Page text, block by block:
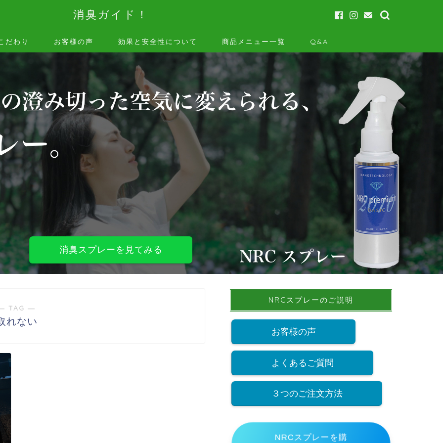
消臭ガイド！
だわり お客様の声 効果と安全性について 商品メニュー一覧 Q&A
消臭スプレーを見てみる
TAG ―
れない
NRCスプレーのご説明
お客様の声
よくあるご質問
３つのご注文方法
NRCスプレーを購